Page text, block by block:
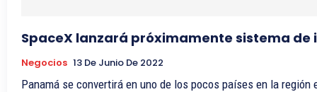
SpaceX lanzará próximamente sistema
Negocios 13 De Junio De 2022
Panamá se convertirá en uno de los pocos países en la